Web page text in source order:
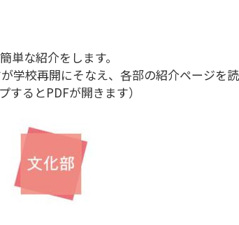
単な紹介をします。
学校再開にそなえ、各部の紹介ページを読
するとPDFが開きます）